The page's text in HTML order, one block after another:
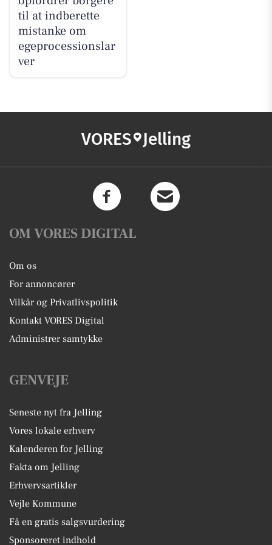
til at indberette
mistanke om
egeprocessionslar
ver
VORES Jelling
OM VORES DIGITAL
Om os
For annoncører
Vilkår og Privatlivspolitik
Kontakt VORES Digital
Administrer samtykke
GENVEJE
Seneste nyt fra Jelling
Vores lokale erhverv
Kalenderen for Jelling
Fakta om Jelling
Erhvervsartikler
Vejle Kommune
Få en gratis salgsvurdering
Sponsoreret indhold